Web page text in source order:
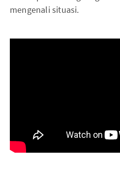
mengenali situasi.